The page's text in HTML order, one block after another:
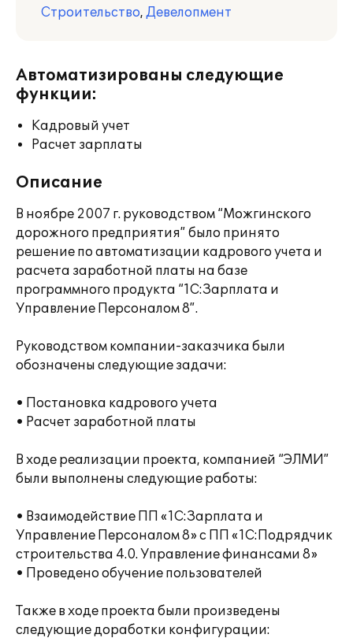
Строительство, Девелопмент
Автоматизированы следующие
функции:
Кадровый учет
Расчет зарплаты
Описание
В ноябре 2007 г. руководством “Можгинского
дорожного предприятия” было принято
решение по автоматизации кадрового учета и
расчета заработной платы на базе
программного продукта “1C:Зарплата и
Управление Персоналом 8”.
Руководством компании-заказчика были
обозначены следующие задачи:
• Постановка кадрового учета
• Расчет заработной платы
В ходе реализации проекта, компанией “ЭЛМИ”
были выполнены следующие работы:
• Взаимодействие ПП «1C:Зарплата и
Управление Персоналом 8» с ПП «1С:Подрядчик
строительства 4.0. Управление финансами 8»
• Проведено обучение пользователей
Также в ходе проекта были произведены
следующие доработки конфигурации: